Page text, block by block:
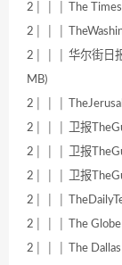
2│ │ │ The
2│ │ │
2│ │ │ 华尔街日
MB)
2│ │ │
2│ │ │ 卫报
2│ │ │ 卫报
2│ │ │ 卫报
2│ │ │
2│ │ │ The Globe
2│ │ │ The